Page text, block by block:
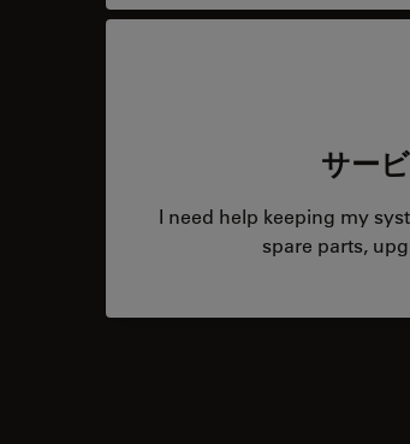
サー
I need help keeping my
spare parts,